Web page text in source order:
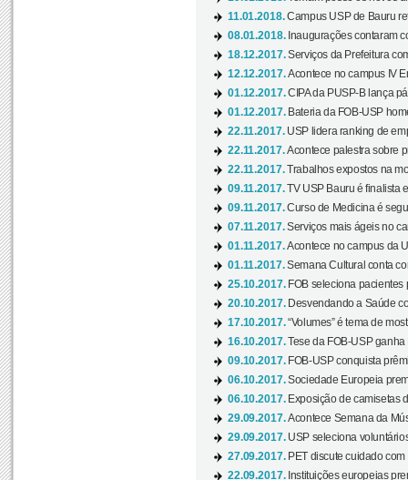
11.01.2018.Campus USP de Bauru
08.01.2018. Inaugurações contaram
18.12.2017.Serviços da Prefeitura
12.12.2017.Acontece no campus IV
01.12.2017.CIPA da PUSP-B lança
01.12.2017. Bateria da FOB-USP
22.11.2017. USP lidera ranking de
22.11.2017.Acontece palestra sobre
22.11.2017.Trabalhos expostos na
09.11.2017.TV USP Bauru é finalista
09.11.2017.Curso de Medicina é
07.11.2017.Serviços mais ágeis no
01.11.2017.Acontece no campus da
01.11.2017.Semana Cultural conta
25.10.2017. FOB seleciona pacientes
20.10.2017. Desvendando a Saúde
17.10.2017.“Volumes” é tema de
16.10.2017.Tese da FOB-USP
09.10.2017. FOB-USP conquista
06.10.2017.Sociedade Europeia
06.10.2017. Exposição de camisetas
29.09.2017.Acontece Semana da
29.09.2017. USP seleciona
27.09.2017. PET discute cuidado
22.09.2017. Instituições europeias